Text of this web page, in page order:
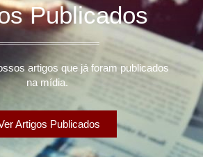
Publicados
artigos que já foram publicados
na mídia.
Artigos Publicados